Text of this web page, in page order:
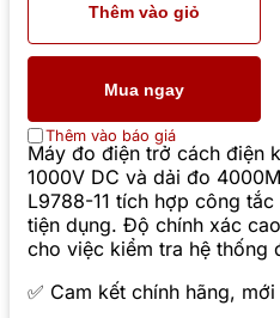
Thêm vào giỏ
Mua ngay
Thêm vào báo giá
Máy đo điện trở cách điện
1000V DC và dải đo
L9788-11 tích hợp công
tiện dụng. Độ chính xác
cho việc kiểm tra hệ thống
✅ Cam kết chính hãng, mới